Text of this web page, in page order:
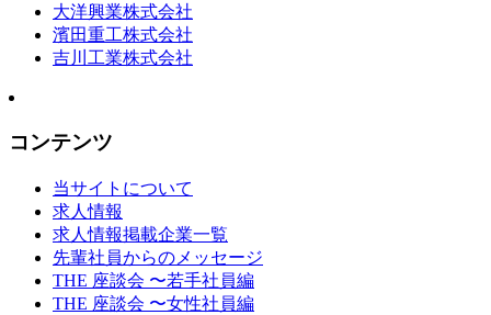
大洋興業株式会社
濱田重工株式会社
吉川工業株式会社
コンテンツ
当サイトについて
求人情報
求人情報掲載企業一覧
先輩社員からのメッセージ
THE 座談会 〜若手社員編
THE 座談会 〜女性社員編